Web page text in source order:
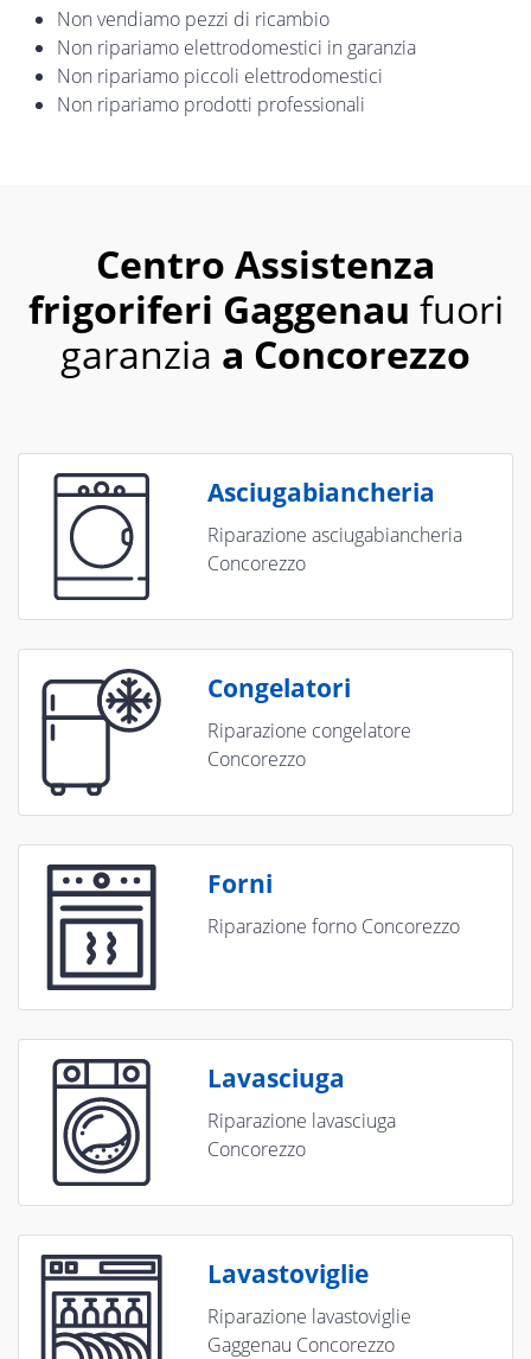
Non vendiamo pezzi di ricambio
Non ripariamo elettrodomestici in garanzia
Non ripariamo piccoli elettrodomestici
Non ripariamo prodotti professionali
Centro Assistenza
frigoriferi Gaggenau fuori
garanzia a Concorezzo
Asciugabiancheria
Riparazione asciugabiancheria
Concorezzo
Congelatori
Riparazione congelatore
Concorezzo
Forni
Riparazione forno Concorezzo
Lavasciuga
Riparazione lavasciuga
Concorezzo
Lavastoviglie
Riparazione lavastoviglie
Gaggenau Concorezzo